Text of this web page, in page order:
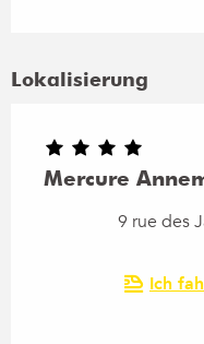
Lokalisierung
Mercure
9 rue des
Ich